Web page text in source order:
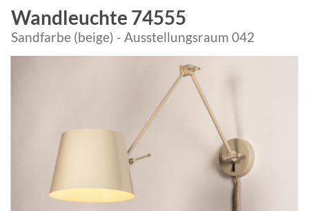
Wandleuchte 74555
Sandfarbe (beige) - Ausstellungsraum 042